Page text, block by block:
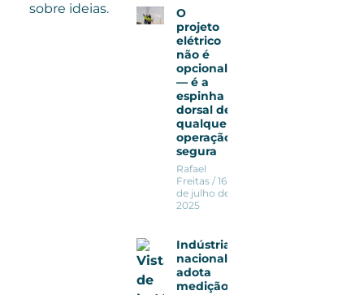
sobre ideias.
O
projeto
elétrico
não é
opcional
— é a
espinha
dorsal de
qualquer
operação
segura
Rafael
Freitas 16
de julho de
2025
Indústria
nacional
adota
medição de